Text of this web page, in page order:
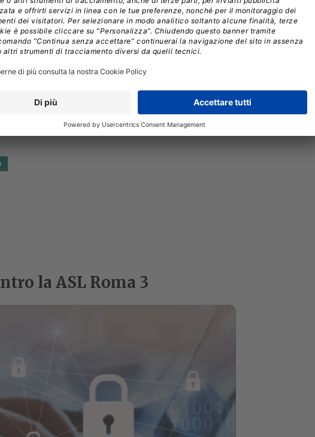
efficace delle amputazioni. Infine, creerà
in Campania che rappresenterà unabest
la ASL Roma 3